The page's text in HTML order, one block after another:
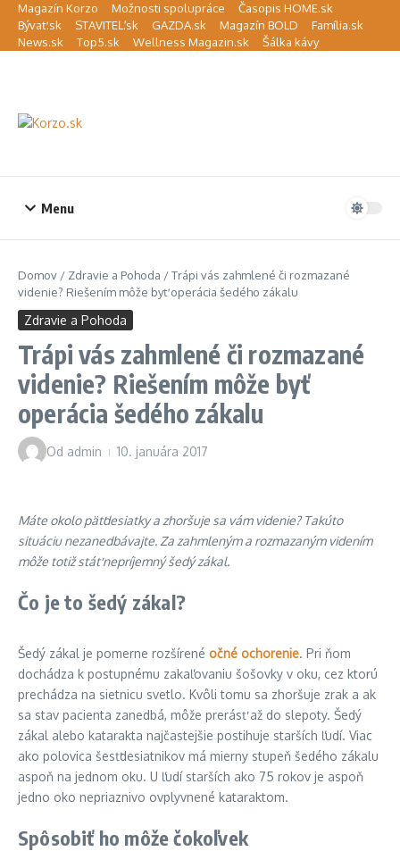
Preskočiť na obsah
Magazín Korzo Možnosti spolupráce
Časopis HOME.sk
Bývať.sk
STAVITEĽ.sk GAZDA.sk Magazín BOLD
Família.sk
News.sk
Top5.sk Wellness Magazin.sk Šálka kávy
Menu
Domov / Zdravie a Pohoda /Trápi vás zahmlené či rozmazané
videnie? Riešením môže byť operácia šedého zákalu
Zdravie a Pohoda
Trápi vás zahmlené či rozmazané
videnie? Riešením môže byť
operácia šedého zákalu
Od admin 10. januára 2017
Máte okolo päťdesiatky a zhoršuje sa vám videnie? Takúto
situáciu nezanedbávajte. Za zahmleným a rozmazaným videním
môže totiž stáť nepríjemný šedý zákal.
Čo je to šedý zákal?
Šedý zákal je pomerne rozšírené očné ochorenie. Pri ňom
dochádza k postupnému zakaľovaniu šošovky v oku, cez ktorú
prechádza na sietnicu svetlo. Kvôli tomu sa zhoršuje zrak a ak
sa stav pacienta zanedbá, môže prerásť až do slepoty. Šedý
zákal alebo katarakta najčastejšie postihuje starších ľudí. Viac
ako polovica šesťdesiatnikov má mierny stupeň šedého zákalu
aspoň na jednom oku. U ľudí starších ako 75 rokov je aspoň
jedno oko nepriaznivo ovplyvnené kataraktom.
Spôsobiť ho môže čokoľvek